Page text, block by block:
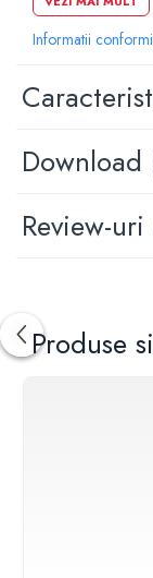
Finisaj: auriu
Racord: 1/2"
Informatii
Download
Review-uri
Produse